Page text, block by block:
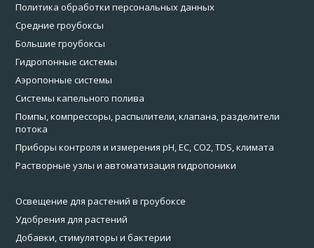
Политика обработки персональных данных
Средние гроубоксы
Большие гроубоксы
Гидропонные системы
Аэропонные системы
Системы капельного полива
Помпы, компрессоры, распылители, клапана, разделители
потока
Приборы контроля и измерения pH, EC, CO2, TDS, климата
Растворные узлы и автоматизация гидропоники
Освещение для растений в гроубоксе
Удобрения для растений
Добавки, стимуляторы и бактерии